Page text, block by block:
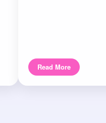
Read More